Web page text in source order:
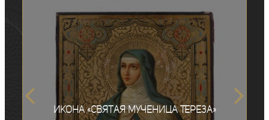
Икона «Святая Мученица Тереза»